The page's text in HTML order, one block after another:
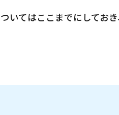
いてはここまでにしてお